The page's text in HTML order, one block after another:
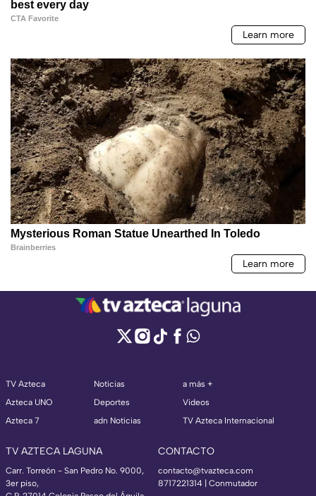
TV Azteca
Azteca UNO
Azteca 7
Noticias
Deportes
adn Noticias
a más +
Videos
TV Azteca Internacional
TV AZTECA LAGUNA
Carr. Torreón - San Pedro No. 9000,
3er piso,
CONTACTO
contacto@tvazteca.com
8717221314 | Conmutador